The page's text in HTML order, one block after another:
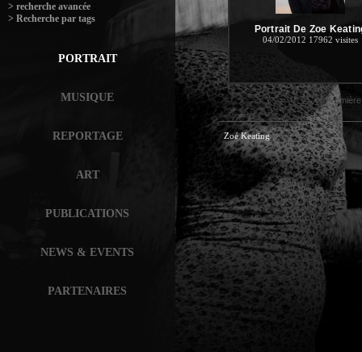
> recherche avancée
> Recherche par tags
PORTRAIT
MUSIQUE
REPORTAGE
ART
PUBLICATIONS
NEWS & EVENTS
PARTENAIRES
Portrait De Zoe
04/02/2012 17962 visites
<<
Zoé Keating